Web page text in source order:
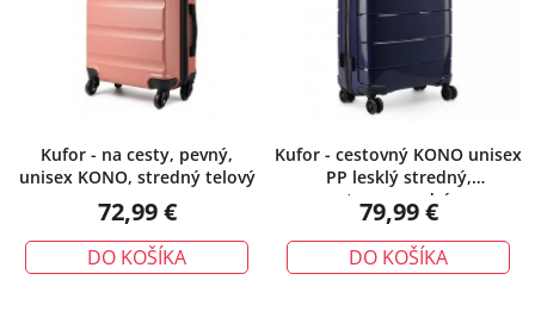
Kufor - na cesty, pevný,
unisex KONO, stredný telový
72,99 €
DO KOŠÍKA
Kufor - cestovný KONO unisex
PP lesklý stredný,
tmavomodrý
79,99 €
DO KOŠÍKA